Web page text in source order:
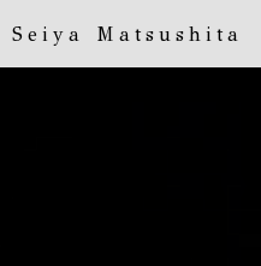
Seiya Matsushita